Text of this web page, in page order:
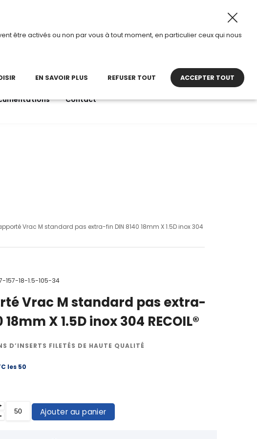
au 28 août 2026, TDI passe en mode été. Horaires d’ouverture
Contact
Vrac M standard pas extra-fin DIN 8140 18mm X 1.5D inox 304
157-18-1.5-105-34
Vrac M standard pas extra-
18mm X 1.5D inox 304 RECOIL®
D’INSERTS FILETÉS DE HAUTE QUALITÉ
les 50
Ajouter au panier
être activés ou non par vous à tout moment, en particulier ceux qui nous
EN SAVOIR PLUS REFUSER TOUT ACCEPTER TOUT